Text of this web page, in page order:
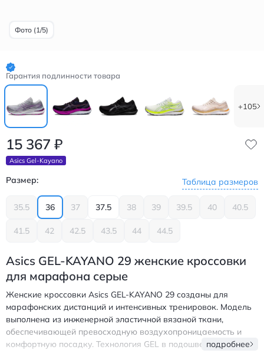
Фото (1/5)
Гарантия подлинности товара
+105
15 367 ₽
Asics Gel-Kayano
Размер: Таблица размеров
35.5 36 37 37.5 38 39 39.5 40 40.5
41.5 42 42.5 43.5 44 44.5
Asics GEL-KAYANO 29 женские кроссовки
для марафона серые
Женские кроссовки Asics GEL-KAYANO 29 созданы для
марафонских дистанций и интенсивных тренировок. Модель
выполнена из инженерной эластичной вязаной ткани,
обеспечивающей превосходную воздухопроницаемость и
комфортную посадку. Технология GEL в подошве поглощает
подробнее